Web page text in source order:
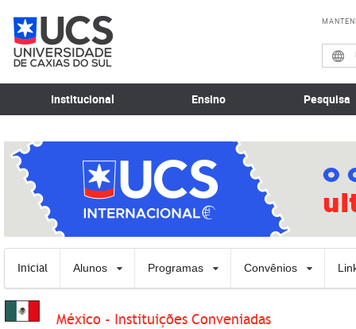
Institucional Ensino Pesquisa
Inicial Alunos Programas Convênios
México - Instituições Conveniadas